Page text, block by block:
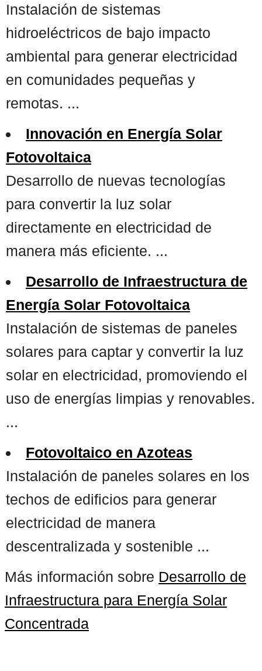
Instalación de sistemas
hidroeléctricos de bajo impacto
ambiental para generar electricidad
en comunidades pequeñas y
remotas. ...
Innovación en Energía Solar
Fotovoltaica
Desarrollo de nuevas tecnologías
para convertir la luz solar
directamente en electricidad de
manera más eficiente. ...
Desarrollo de Infraestructura de
Energía Solar Fotovoltaica
Instalación de sistemas de paneles
solares para captar y convertir la luz
solar en electricidad, promoviendo el
uso de energías limpias y renovables.
...
Fotovoltaico en Azoteas
Instalación de paneles solares en los
techos de edificios para generar
electricidad de manera
descentralizada y sostenible ...
Más información sobre Desarrollo de
Infraestructura para Energía Solar
Concentrada